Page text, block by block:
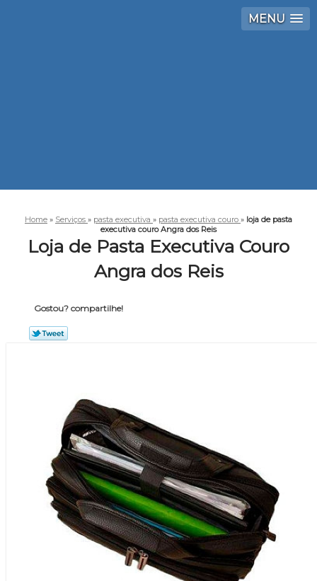
MENU
Home » Serviços » pasta executiva » pasta executiva couro » loja de pasta
executiva couro Angra dos Reis
Loja de Pasta Executiva Couro
Angra dos Reis
Gostou? compartilhe!